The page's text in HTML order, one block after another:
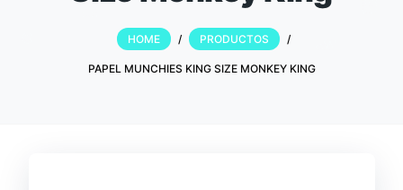
HOME / PRODUCTOS /
PAPEL MUNCHIES KING SIZE MONKEY KING